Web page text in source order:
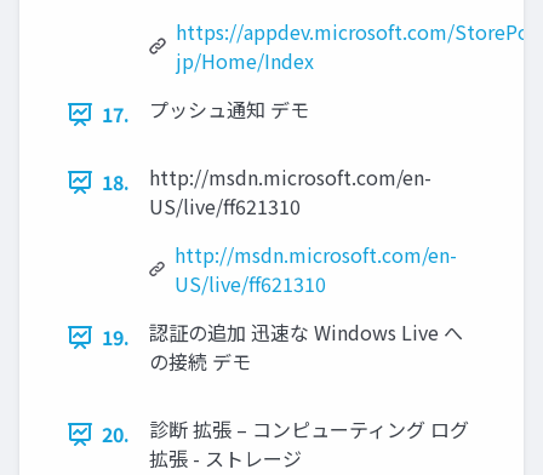
https://appdev.microsoft.com/
jp/Home/Index
17.
プッシュ通知 デモ
18.
http://msdn.microsoft.com/en-
US/live/ff621310
http://msdn.microsoft.com/en-
US/live/ff621310
19.
認証の追加 迅速な Windows Live へ
の接続 デモ
20.
診断 拡張 – コンピューティング ログ
拡張 - ストレージ